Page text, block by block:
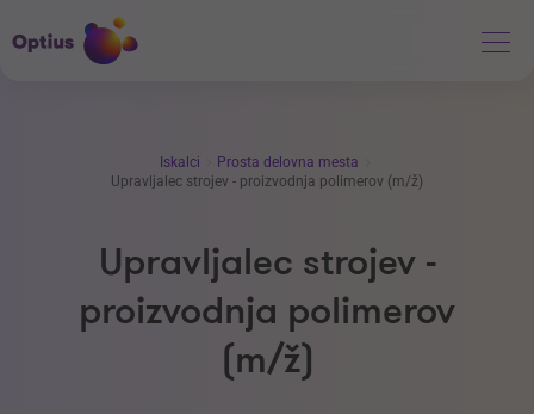
Iskalci
Prosta delovna mesta
Upravljalec strojev - proizvodnja polimerov (m/ž)
Upravljalec strojev -
proizvodnja polimerov
(m/ž)